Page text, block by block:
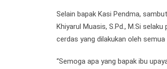
Selain bapak Kasi Pendma,
Khiyarul Muasis, S.Pd., M.Si
cerdas yang dilakukan oleh
“Semoga apa yang bapak ibu